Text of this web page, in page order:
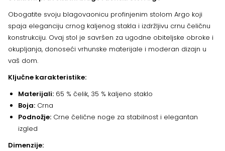
Obogatite svoju blagovaonicu profinjenim stolom Argo koji
spaja eleganciju crnog kaljenog stakla i izdržljivu crnu čeličnu
konstrukciju. Ovaj stol je savršen za ugodne obiteljske obroke i
okupljanja, donoseći vrhunske materijale i moderan dizajn u
vaš dom.
Ključne karakteristike:
Materijali: 65 % čelik, 35 % kaljeno staklo
Boja: Crna
Podnožje: Crne čelične noge za stabilnost i elegantan
izgled
Dimenzije: